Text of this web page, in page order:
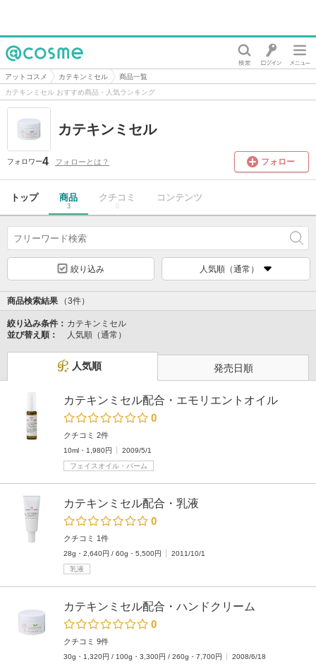
@cosme
アットコスメ カテキンミセル
商品一覧
カテキンミセル おすすめ商品・人気ランキング
カテキンミセル
フォロワー4 フォローとは？ フォロー
トップ 商品
3
クチコミ
0
コンテンツ
絞り込み 人気順（通常）
商品検索結果 （3件）
絞り込み条件： カテキンミセル
並び替え順：
人気順（通常）
人気順 発売日順
カテキンミセル配合・エモリエントオイル
0
クチコミ 2件
10ml・1,980円
2009/5/1
フェイスオイル・バーム
カテキンミセル配合・乳液
0
クチコミ 1件
28g・2,640円 / 60g・5,500円
2011/10/1
乳液
カテキンミセル配合・ハンドクリーム
0
クチコミ 9件
30g・1,320円 / 100g・3,300円 / 260g・7,700円
2008/6/18